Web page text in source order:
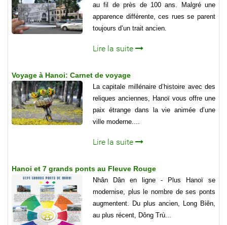
au fil de près de 100 ans. Malgré une
apparence différente, ces rues se parent
toujours d’un trait ancien.
Lire la suite
Voyage à Hanoi: Carnet de voyage
La capitale millénaire d’histoire avec des
reliques anciennes, Hanoï vous offre une
paix étrange dans la vie animée d’une
ville moderne....
Lire la suite
Hanoi et 7 grands ponts au Fleuve Rouge
Nhân Dân en ligne - Plus Hanoï se
modernise, plus le nombre de ses ponts
augmentent. Du plus ancien, Long Biên,
au plus récent, Dông Trù...